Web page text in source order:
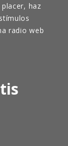
haz
radio web